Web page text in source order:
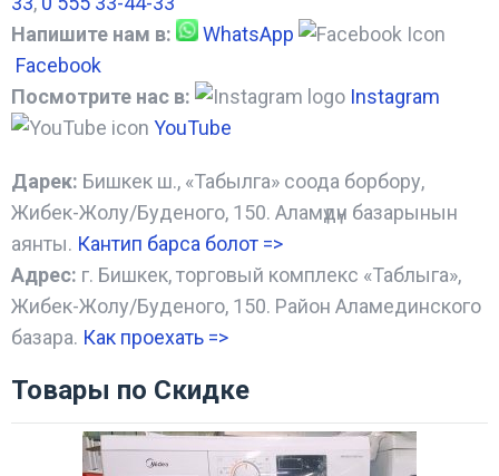
Напишите нам в:
WhatsApp
Facebook
Посмотрите нас в:
Instagram
YouTube
Дарек: Бишкек ш., «Табылга» соода борбору,
Жибек-Жолу/Буденого, 150. Аламүдүн базарынын
аянты. Кантип барса болот =>
Адрес: г. Бишкек, торговый комплекс «Таблыга»,
Жибек-Жолу/Буденого, 150. Район Аламединского
базара. Как проехать =>
Товары по Скидке